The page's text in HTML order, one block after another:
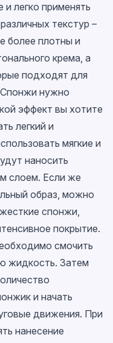
легко применять
текстур –
более плотны и
крема, а
подходят для
Спонжи нужно
эффект вы хотите
легкий и
мягкие и
наносить
слоем. Если же
образ, можно
спонжи,
покрытие.
смочить
жидкость. Затем
и начать
движения. При
нанесение